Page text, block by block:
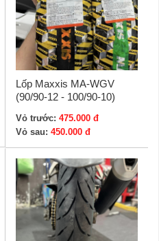
Lốp Maxxis MA-WGV
(90/90-12 - 100/90-10)
Vỏ trước: 475.000 đ
Vỏ sau: 450.000 đ